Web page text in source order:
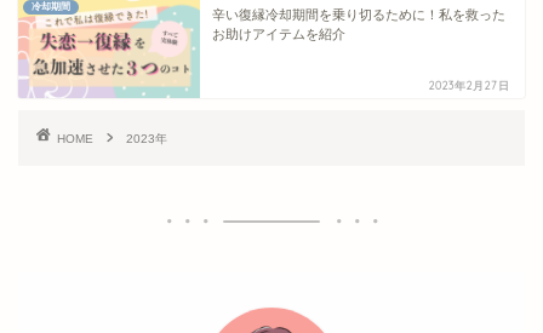
冷却期間
辛い復縁冷却期間を乗り切るために！私を救った
お助けアイテムを紹介
2023年2月27日
HOME 2023年